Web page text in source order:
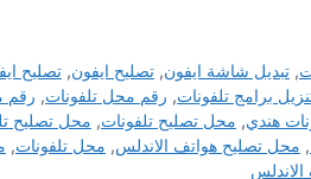
,تبديل شاشة ايفون,تصليح ايفون,تصليح
برامج تلفونات, رقم محل تلفونات, رقم
هندي, محل تصليح تلفونات, محل تصليح
, محل تصليح هواتف الاندلس, محل تلفونات,